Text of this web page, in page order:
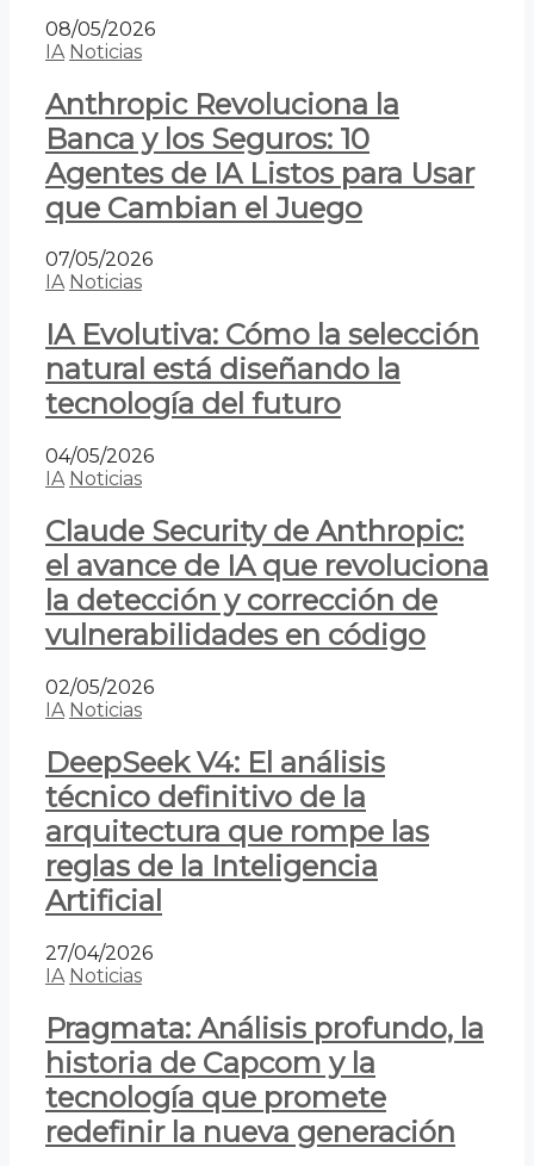
08/05/2026
IA Noticias
Anthropic Revoluciona la
Banca y los Seguros: 10
Agentes de IA Listos para Usar
que Cambian el Juego
07/05/2026
IA Noticias
IA Evolutiva: Cómo la selección
natural está diseñando la
tecnología del futuro
04/05/2026
IA Noticias
Claude Security de Anthropic:
el avance de IA que revoluciona
la detección y corrección de
vulnerabilidades en código
02/05/2026
IA Noticias
DeepSeek V4: El análisis
técnico definitivo de la
arquitectura que rompe las
reglas de la Inteligencia
Artificial
27/04/2026
IA Noticias
Pragmata: Análisis profundo, la
historia de Capcom y la
tecnología que promete
redefinir la nueva generación